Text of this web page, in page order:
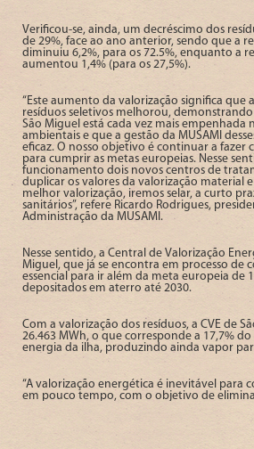
Verificou-se, ainda, um decréscimo dos
de 29%, face ao ano anterior, sendo que a
diminuiu 6,2%, para os 72.5%, enquanto a
aumentou 1,4% (para os 27,5%).
“Este aumento da valorização significa que
resíduos seletivos melhorou,
São Miguel está cada vez mais empenhada
ambientais e que a gestão da MUSAMI
eficaz. O nosso objetivo é continuar a fazer
para cumprir as metas europeias. Nesse
funcionamento dois novos centros de
duplicar os valores da valorização material
melhor valorização, iremos selar, a curto
sanitários”, refere Ricardo Rodrigues,
Administração da MUSAMI.
Nesse sentido, a Central de Valorização
Miguel, que já se encontra em processo de
essencial para ir além da meta europeia de
depositados em aterro até 2030.
Com a valorização dos resíduos, a CVE de
26.463 MWh, o que corresponde a 17,7%
energia da ilha, produzindo ainda vapor
“A valorização energética é inevitável para
em pouco tempo, com o objetivo de